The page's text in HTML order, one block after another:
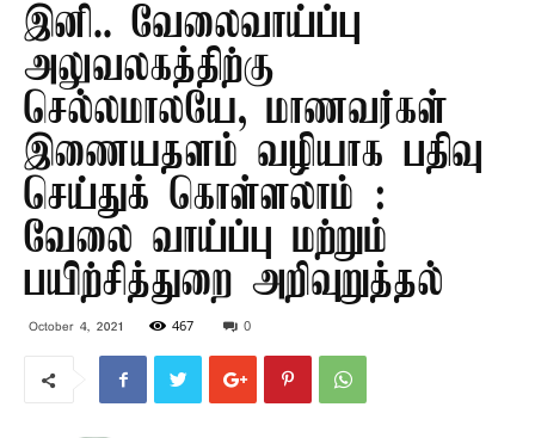
இனி.. வேலைவாய்ப்பு
அலுவலகத்திற்கு
செல்லமாலயே, மாணவர்கள்
இணையதளம் வழியாக பதிவு
செய்துக் கொள்ளலாம் :
வேலை வாய்ப்பு மற்றும்
பயிற்சித்துறை அறிவுறுத்தல்
October 4, 2021 467 0